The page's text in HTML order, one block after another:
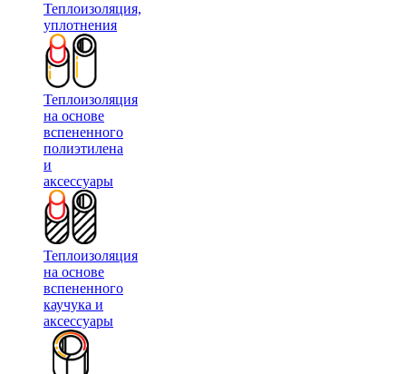
Теплоизоляция,
уплотнения
Теплоизоляция
на основе
вспененного
полиэтилена
и
аксессуары
Теплоизоляция
на основе
вспененного
каучука и
аксессуары